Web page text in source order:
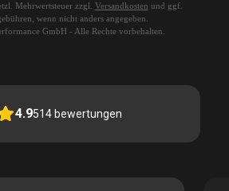
Mehrwertsteuer zzgl. Versandkosten und ggf.
wenn nicht anders angegeben.
GmbH - Alle Rechte vorbehalten.
4.9514 bewertungen